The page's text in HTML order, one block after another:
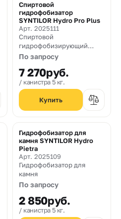
Спиртовой
гидрофобизатор
SYNTILOR Hydro Pro Plus
Арт. 2025111
Спиртовой
гидрофобизирующий
состав, работающий на
По запросу
7 270руб.
канистра 5 кг.
Гидрофобизатор для
камня SYNTILOR Hydro
Pietra
Арт. 2025109
Гидрофобизатор для
камня
По запросу
2 850руб.
канистра 5 кг.